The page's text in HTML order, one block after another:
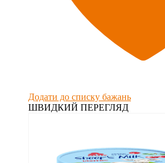
Додати до списку бажань
ШВИДКИЙ ПЕРЕГЛЯД